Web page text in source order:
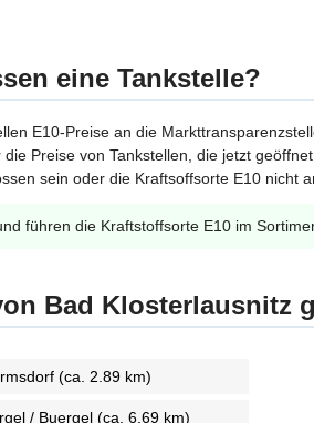
eine Tankstelle?
E10-Preise an die
Preise von Tankstellen, die jetzt
sein oder die Kraftsoffsorte E10 nicht
führen die Kraftstoffsorte E10 im
Bad Klosterlausnitz
(ca. 2.89 km)
/ Buergel (ca. 6.69 km)